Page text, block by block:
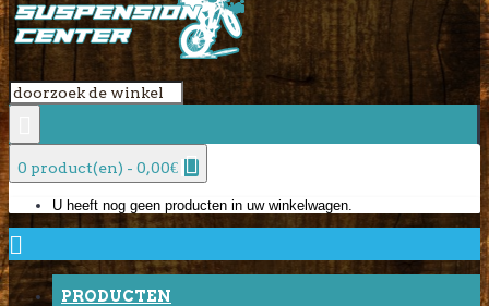
0 product(en) - 0,00€
U heeft nog geen producten in uw winkelwagen.
PRODUCTEN